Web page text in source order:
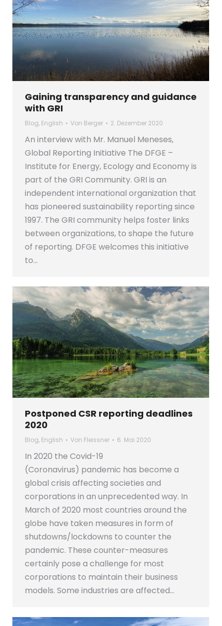
Gaining transparency and guidance
with GRI
Blog, English Von Berger 2. Dezember 2020
An interview with Mr. Manuel Meneses,
Global Reporting Initiative The DFGE –
Institute for Energy, Ecology and Economy is
part of the GRI Community. GRI is an
independent international organization that
has pioneered sustainability reporting since
1997. The GRI community helps foster links
between organizations, to shape the future
of reporting. DFGE welcomes this initiative
to…
Postponed CSR reporting deadlines
2020
Blog, English Von Fleissner 6. Mai 2020
In 2020 the Covid-19
(Coronavirus) pandemic has become a
global crisis affecting societies and
corporations in an unprecedented way. In
March of 2020 most countries around the
globe have taken measures in form of
shutdowns/lockdowns to counter the
pandemic. These counter-measures
certainly pose a challenge for most
corporations to maintain their business
models. Some industries are affected…